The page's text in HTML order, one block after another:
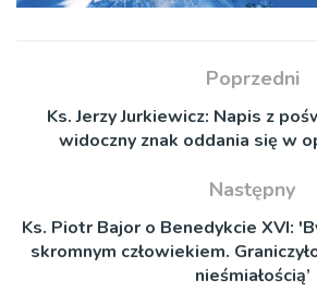
Poprzedni
Ks. Jerzy Jurkiewicz: Napis z
widoczny znak oddania się w
Następny
Ks. Piotr Bajor o Benedykcie XVI:
skromnym człowiekiem.
nieśmiałością’